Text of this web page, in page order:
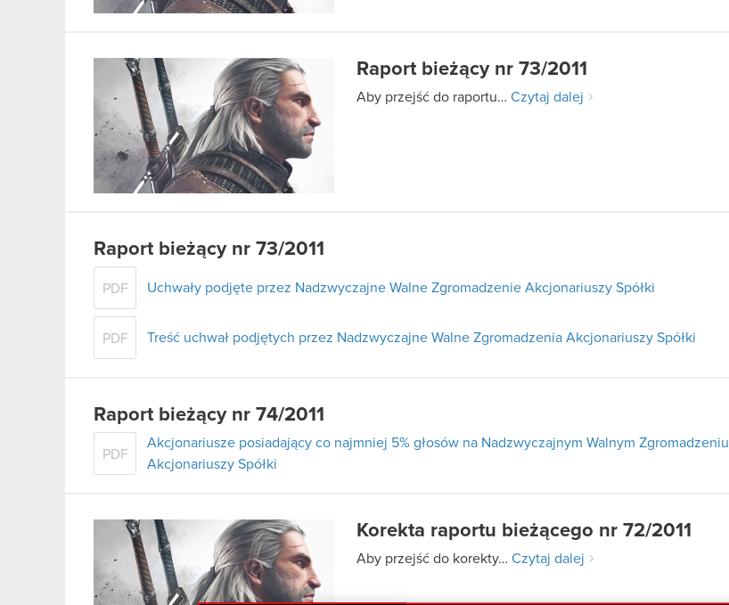
Raport bieżący nr 73/2011
Aby przejść do raportu… Czytaj dalej
Raport bieżący nr 73/2011
PDF Uchwały podjęte przez Nadzwyczajne Walne Zgromadzenie Akcjonariuszy Spółki
PDF Treść uchwał podjętych przez Nadzwyczajne Walne Zgromadzenia Akcjonariuszy Spółki
Raport bieżący nr 74/2011
PDF
Akcjonariusze posiadający co najmniej 5% głosów na Nadzwyczajnym Walnym Zgromadzeniu
Akcjonariuszy Spółki
Korekta raportu bieżącego nr 72/2011
Aby przejść do korekty… Czytaj dalej